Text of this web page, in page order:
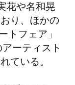
花や名和晃
り、ほかの
トフェア」
ーティスト
ている。